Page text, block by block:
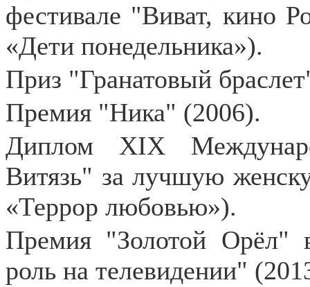
фестивале "Виват, кино
«Дети понедельника»).
Приз "Гранатовый
Премия "Ника" (2006).
Диплом ХIХ
Витязь" за лучшую
«Террор любовью»).
Премия "Золотой Орёл"
роль на телевидении"